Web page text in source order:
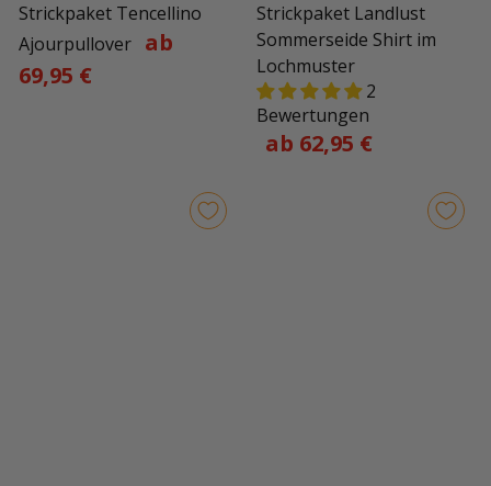
Strickpaket Tencellino
Ajourpullover ab
69,95 €
Strickpaket Landlust
Sommerseide Shirt im
Lochmuster
2
Bewertungen
ab 62,95 €